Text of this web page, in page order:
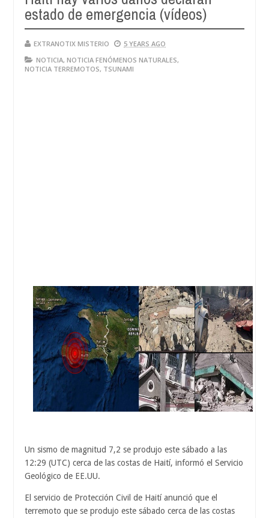
estado de emergencia (vídeos)
EXTRANOTIX MISTERIO
5 YEARS AGO
NOTICIA, NOTICIA FENÓMENOS NATURALES,
NOTICIA TERREMOTOS, TSUNAMI
Un sismo de magnitud 7,2 se produjo este sábado a las
12:29 (UTC) cerca de las costas de Haití, informó el Servicio
Geológico de EE.UU.
El servicio de Protección Civil de Haití anunció que el
terremoto que se produjo este sábado cerca de las costas